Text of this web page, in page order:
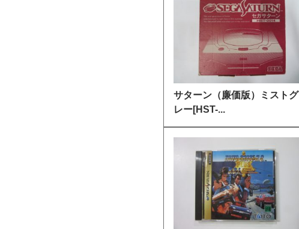
サターン（廉価版）ミストグ
レー[HST-...